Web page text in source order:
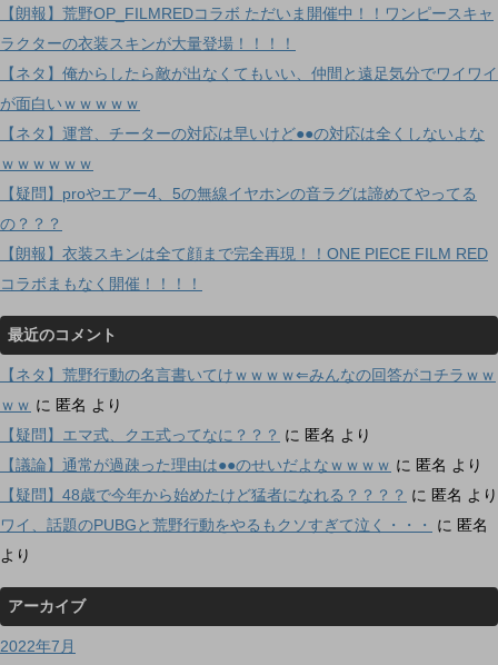
【朗報】荒野OP_FILMREDコラボ ただいま開催中！！ワンピースキャ
ラクターの衣装スキンが大量登場！！！！
【ネタ】俺からしたら敵が出なくてもいい、仲間と遠足気分でワイワイ
が面白いｗｗｗｗｗ
【ネタ】運営、チーターの対応は早いけど●●の対応は全くしないよな
ｗｗｗｗｗｗ
【疑問】proやエアー4、5の無線イヤホンの音ラグは諦めてやってる
の？？？
【朗報】衣装スキンは全て顔まで完全再現！！ONE PIECE FILM RED
コラボまもなく開催！！！！
最近のコメント
【ネタ】荒野行動の名言書いてけｗｗｗｗ⇐みんなの回答がコチラｗｗ
ｗｗ に 匿名 より
【疑問】エマ式、クエ式ってなに？？？ に 匿名 より
【議論】通常が過疎った理由は●●のせいだよなｗｗｗｗ に 匿名 より
【疑問】48歳で今年から始めたけど猛者になれる？？？？ に 匿名 より
ワイ、話題のPUBGと荒野行動をやるもクソすぎて泣く・・・
に 匿名
より
アーカイブ
2022年7月